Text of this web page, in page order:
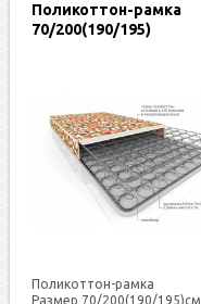
Поликоттон-рамка
70/200(190/195)
Поликоттон-рамка
Размер 70/200(190/195)см